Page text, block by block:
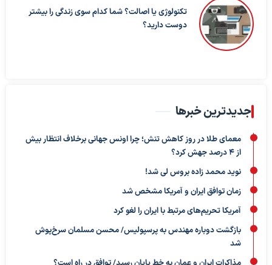
تکنولوژی یا اصالت؟ شما کدام سوی زندگی را بیشتر
دوست دارید؟
جدیدترین خبرها
معمای طلا در روز کاهش تنش؛ چرا اونس جهانی برخلاف انتظار بیش
از ۴ درصد جهش کرد؟
نوید محمد زاده بروس لی شد!
زمان توافق ایران و آمریکا مشخص شد
آمریکا تحریم‌های مرتبط با ایران را لغو کرد
بازگشت دوباره مهندس به پرسپولیس/ محسن مسلمان سرخ‌پوش
شد